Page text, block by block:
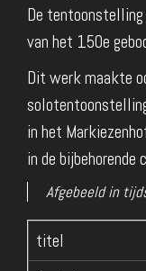
De tentoonstelling
van het 150e
Dit werk maakte
in het
in de
Afgebeeld in
titel